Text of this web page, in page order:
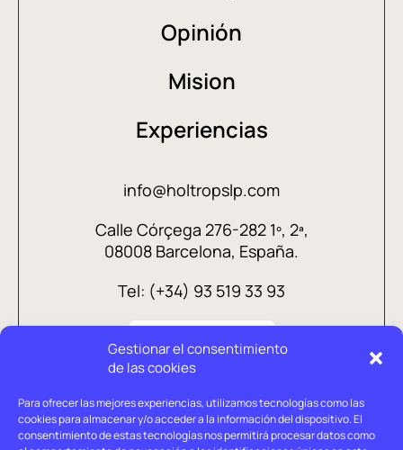
Gestionar el consentimiento
de las cookies
Para ofrecer las mejores experiencias, utilizamos tecnologías como las
cookies para almacenar y/o acceder a la información del dispositivo. El
consentimiento de estas tecnologías nos permitirá procesar datos como
Opinión
Mision
Experiencias
info@holtropslp.com
Calle Córçega 276-282 1º, 2ª,
08008 Barcelona, España.
Tel: (+34) 93 519 33 93